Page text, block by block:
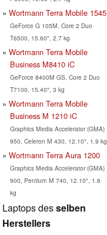
Wortmann Terra Mobile 1545
GeForce G 105M, Core 2 Duo
T6500, 15.60", 2.7 kg
Wortmann Terra Mobile
Business M8410 iC
GeForce 8400M GS, Core 2 Duo
T7100, 15.40", 3 kg
Wortmann Terra Mobile
Business M 1210 iC
Graphics Media Accelerator (GMA)
950, Celeron M 430, 12.10", 1.9 kg
Wortmann Terra Aura 1200
Graphics Media Accelerator (GMA)
900, Pentium M 740, 12.10", 1.6
kg
Laptops desselben
Herstellers